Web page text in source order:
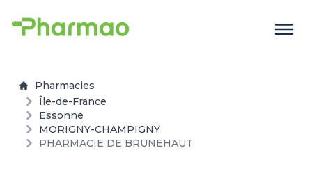
Pharmacies
Île-de-France
Essonne
MORIGNY-CHAMPIGNY
PHARMACIE DE BRUNEHAUT